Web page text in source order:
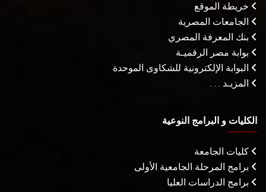
خريطة الموقع
الجامعات المصرية
بنك المعرفة المصري
بوابة مصر الرقميـة
البوابة الإلكترونية للشكاوى الموحدة
المزيـد . . .
الكليات و البرامج النوعية
كليات الجامعة
برامج المرحلة الجامعية الأولى
برامج الدراسات العليا